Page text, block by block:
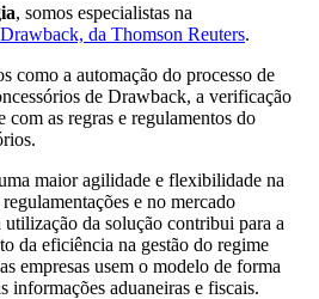
, somos especialistas na
da Thomson Reuters.
como a automação do processo de
de Drawback, a verificação
as regras e regulamentos do
maior agilidade e flexibilidade na
e no mercado
da solução contribui para a
da eficiência na gestão do regime
empresas usem o modelo de forma
informações aduaneiras e fiscais.